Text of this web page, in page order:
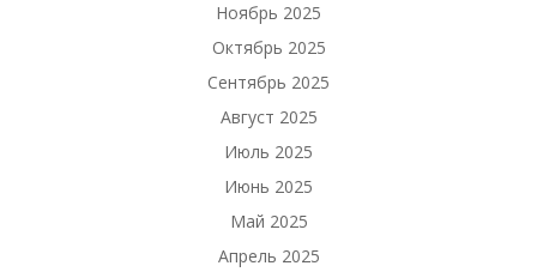
Ноябрь 2025
Октябрь 2025
Сентябрь 2025
Август 2025
Июль 2025
Июнь 2025
Май 2025
Апрель 2025